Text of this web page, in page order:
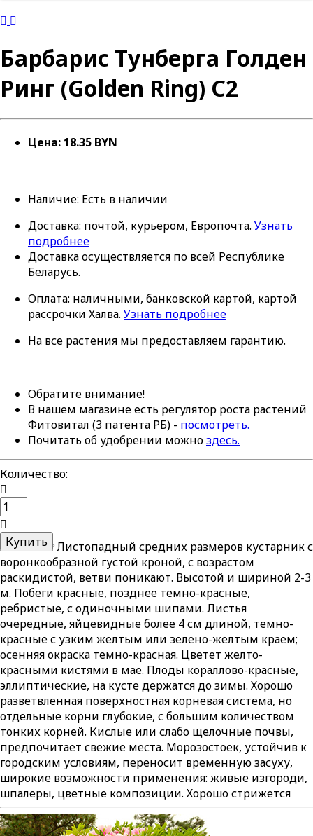
Барбарис Тунберга Голден
Ринг (Golden Ring) С2
Цена: 18.35 BYN
Наличие: Есть в наличии
Доставка: почтой, курьером, Европочта. Узнать
подробнее
Доставка осуществляется по всей Республике
Беларусь.
Оплата: наличными, банковской картой, картой
рассрочки Халва. Узнать подробнее
На все растения мы предоставляем гарантию.
Обратите внимание!
В нашем магазине есть регулятор роста растений
Фитовитал (3 патента РБ) - посмотреть.
Почитать об удобрении можноздесь.
Количество:
Купить
Листопадный средних размеров кустарник с
воронкообразной густой кроной, с возрастом
раскидистой, ветви поникают. Высотой и шириной 2-3
м. Побеги красные, позднее темно-красные,
ребристые, с одиночными шипами. Листья
очередные, яйцевидные более 4 см длиной, темно-
красные с узким желтым или зелено-желтым краем;
осенняя окраска темно-красная. Цветет желто-
красными кистями в мае. Плоды кораллово-красные,
эллиптические, на кусте держатся до зимы. Хорошо
разветвленная поверхностная корневая система, но
отдельные корни глубокие, с большим количеством
тонких корней. Кислые или слабо щелочные почвы,
предпочитает свежие места. Морозостоек, устойчив к
городским условиям, переносит временную засуху,
широкие возможности применения: живые изгороди,
шпалеры, цветные композиции. Хорошо стрижется